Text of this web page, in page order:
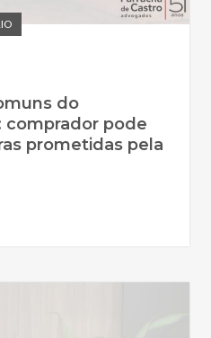
do
pode
prometidas pela